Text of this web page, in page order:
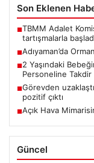
Son Eklenen
■TBMM Adalet
tartışmalarla
■Adıyaman’da
■2 Yaşındaki
Personeline Takdir
■Görevden
pozitif çıktı
■Açık Hava
Güncel